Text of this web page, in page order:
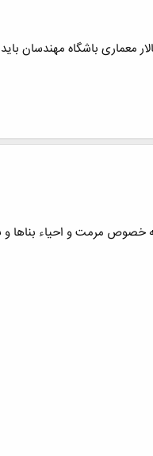
باشگاه مهندسان باید
خصوص مرمت و احیاء بناها و